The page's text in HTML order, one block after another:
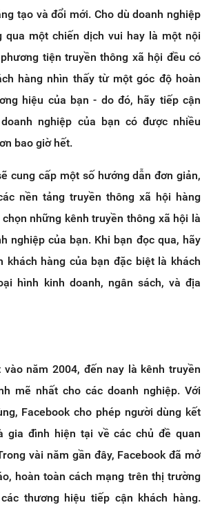
tạo và đổi mới. Cho dù doanh nghiệp
qua một chiến dịch vui hay là một nội
tiện truyền thông xã hội đều có
hàng nhìn thấy từ một góc độ hoàn
hiệu của bạn - do đó, hãy tiếp cận
nghiệp của bạn có được nhiều
bao giờ hết.
cung cấp một số hướng dẫn đơn giản,
nền tảng truyền thông xã hội hàng
những kênh truyền thông xã hội là
nghiệp của bạn. Khi bạn đọc qua, hãy
khách hàng của bạn đặc biệt là khách
hình kinh doanh, ngân sách, và địa
vào năm 2004, đến nay là kênh truyền
mẽ nhất cho các doanh nghiệp. Với
Facebook cho phép người dùng kết
gia đình hiện tại về các chủ đề quan
vài năm gần đây, Facebook đã mở
hoàn toàn cách mạng trên thị trường
thương hiệu tiếp cận khách hàng.